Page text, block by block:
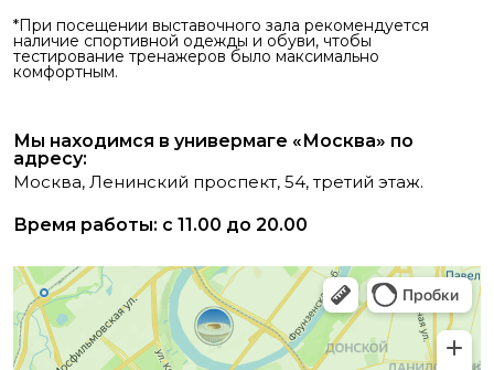
*При посещении выставочного зала рекомендуется
наличие спортивной одежды и обуви, чтобы
тестирование тренажеров было максимально
комфортным.
Мы находимся в универмаге «Москва» по
адресу:
Москва, Ленинский проспект, 54, третий этаж.
Время работы: с 11.00 до 20.00